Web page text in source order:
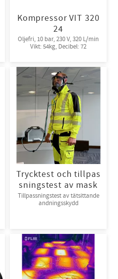
Kompressor VIT 320
24
Oljefri, 10 bar, 230 V, 320 L/min
Vikt: 54kg, Decibel: 72
Trycktest och tillpas
sningstest av mask
Tillpassningstest av tätsittande
andningsskydd